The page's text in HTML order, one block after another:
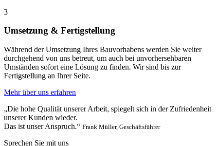
3
Umsetzung & Fertigstellung
Während der Umsetzung Ihres Bauvorhabens werden Sie weiter
durchgehend von uns betreut, um auch bei unvorhersehbaren
Umständen sofort eine Lösung zu finden. Wir sind bis zur
Fertigstellung an Ihrer Seite.
Mehr über uns erfahren
„Die hohe Qualität unserer Arbeit, spiegelt sich in der Zufriedenheit
unserer Kunden wieder.
Das ist unser Anspruch.“ Frank Müller, Geschäftsführer
Sprechen Sie mit uns